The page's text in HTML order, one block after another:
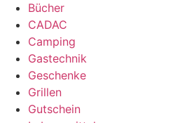
Bücher
CADAC
Camping
Gastechnik
Geschenke
Grillen
Gutschein